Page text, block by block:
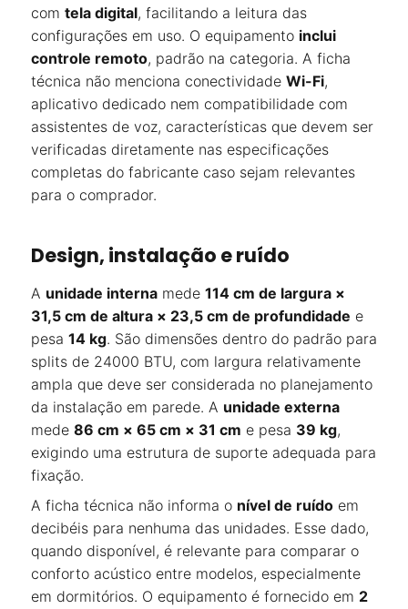
com tela digital, facilitando a leitura das
configurações em uso. O equipamento inclui
controle remoto, padrão na categoria. A ficha
técnica não menciona conectividade Wi-Fi,
aplicativo dedicado nem compatibilidade com
assistentes de voz, características que devem ser
verificadas diretamente nas especificações
completas do fabricante caso sejam relevantes
para o comprador.
Design, instalação e ruído
A unidade interna mede 114 cm de largura ×
31,5 cm de altura × 23,5 cm de profundidade e
pesa 14 kg. São dimensões dentro do padrão para
splits de 24000 BTU, com largura relativamente
ampla que deve ser considerada no planejamento
da instalação em parede. A unidade externa
mede 86 cm × 65 cm × 31 cm e pesa 39 kg,
exigindo uma estrutura de suporte adequada para
fixação.
A ficha técnica não informa o nível de ruído em
decibéis para nenhuma das unidades. Esse dado,
quando disponível, é relevante para comparar o
conforto acústico entre modelos, especialmente
em dormitórios. O equipamento é fornecido em 2